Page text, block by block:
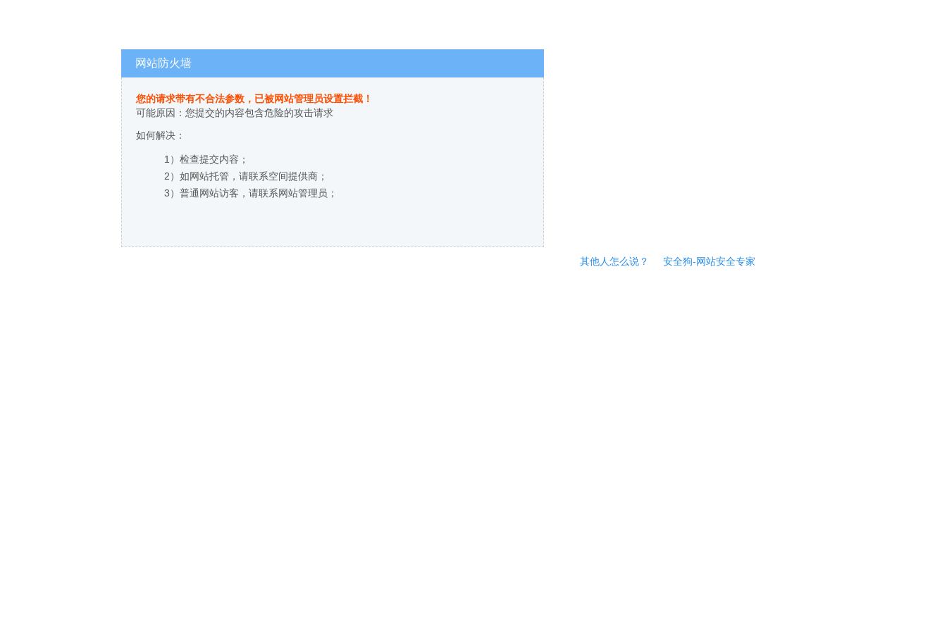
网站防火墙
您的请求带有不合法参数，已被网站管理员设置拦截！
可能原因：您提交的内容包含危险的攻击请求
如何解决：
1）检查提交内容；
2）如网站托管，请联系空间提供商；
3）普通网站访客，请联系网站管理员；
其他人怎么说？ 安全狗-网站安全专家